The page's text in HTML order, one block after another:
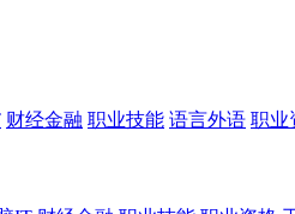
财经金融 职业技能 语言外语 职业